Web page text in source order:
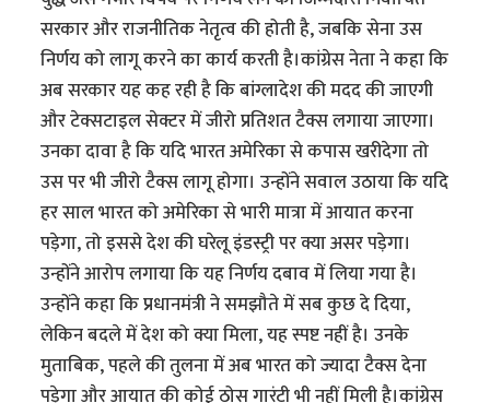
सरकार और राजनीतिक नेतृत्व की होती है, जबकि सेना उस
निर्णय को लागू करने का कार्य करती है।कांग्रेस नेता ने कहा कि
अब सरकार यह कह रही है कि बांग्लादेश की मदद की जाएगी
और टेक्सटाइल सेक्टर में जीरो प्रतिशत टैक्स लगाया जाएगा।
उनका दावा है कि यदि भारत अमेरिका से कपास खरीदेगा तो
उस पर भी जीरो टैक्स लागू होगा। उन्होंने सवाल उठाया कि यदि
हर साल भारत को अमेरिका से भारी मात्रा में आयात करना
पड़ेगा, तो इससे देश की घरेलू इंडस्ट्री पर क्या असर पड़ेगा।
उन्होंने आरोप लगाया कि यह निर्णय दबाव में लिया गया है।
उन्होंने कहा कि प्रधानमंत्री ने समझौते में सब कुछ दे दिया,
लेकिन बदले में देश को क्या मिला, यह स्पष्ट नहीं है। उनके
मुताबिक, पहले की तुलना में अब भारत को ज्यादा टैक्स देना
पड़ेगा और आयात की कोई ठोस गारंटी भी नहीं मिली है।कांग्रेस